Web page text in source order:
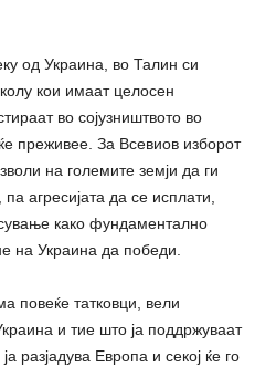
од Украина, во Талин си
кои имаат целосен
во сојузништвото во
преживее. За Всевиов изборот
на големите земји да ги
агресијата да се исплати,
како фундаментално
на Украина да победи.
повеќе татковци, вели
и тие што ја поддржуваат
разјадува Европа и секој ќе го